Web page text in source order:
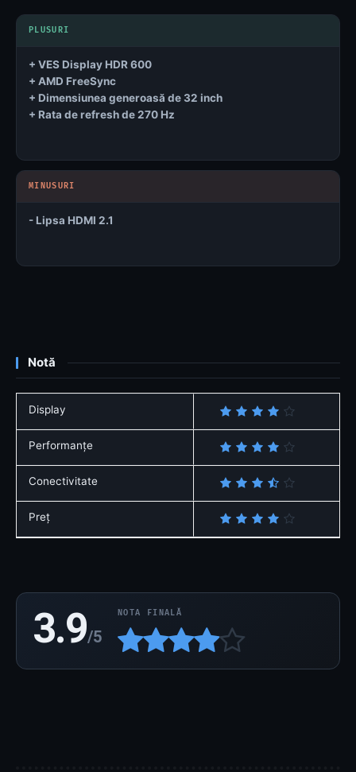
+ VES Display HDR 600
+ AMD FreeSync
+ Dimensiunea generoasă de 32 inch
+ Rata de refresh de 270 Hz
- Lipsa HDMI 2.1
Notă
Display
Performanțe
Conectivitate
Preț
3.9